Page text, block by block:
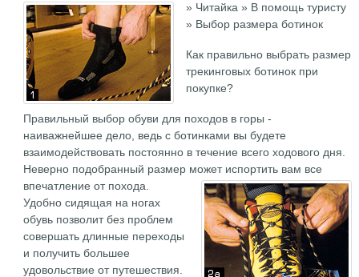
» Читайка » В помощь туристу
» Выбор размера ботинок
Как правильно выбрать размер
трекинговых ботинок при
покупке?
Правильный выбор обуви для походов в горы -
наиважнейшее дело, ведь с ботинками вы будете
взаимодействовать постоянно в течение всего ходового дня.
Неверно подобранный размер может испортить вам все
впечатление от похода.
Удобно сидящая на ногах
обувь позволит без проблем
совершать длинные переходы
и получить большее
удовольствие от путешествия.